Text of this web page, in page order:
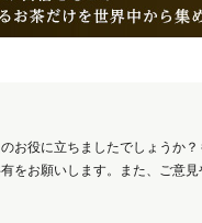
お役に立ちましたでしょうか
をお願いします。また、ご意